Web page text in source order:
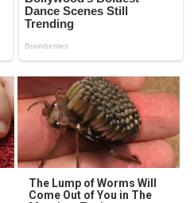
The Lump of Worms Will
Come Out of You in The